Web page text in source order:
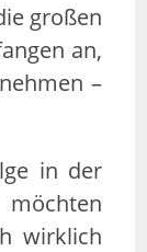
großen
an,
–
in der
möchten
wirklich